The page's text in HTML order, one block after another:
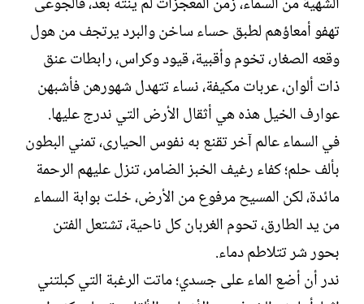
تهفو أمعاؤهم لطبق حساء ساخن والبرد يرتجف من هول
وقعه الصغار، تخوم وأقبية، قيود وكراس، رابطات عنق
ذات ألوان، عربات مكيفة، نساء تتهدل شهورهن فأشبهن
عوارف الخيل هذه هي أثقال الأرض التي ندرج عليها.
في السماء عالم آخر تقنع به نفوس الحيارى، تمني البطون
بألف حلم؛ كفاء رغيف الخبز الضامر، تنزل عليهم الرحمة
مائدة، لكن المسيح مرفوع من الأرض، خلت بوابة السماء
من يد الطارق، تحوم الغربان كل ناحية، تشتعل الفتن
بحور شر تتلاطم دماء.
ندر أن أضع الماء على جسدي؛ ماتت الرغبة التي كبلتني